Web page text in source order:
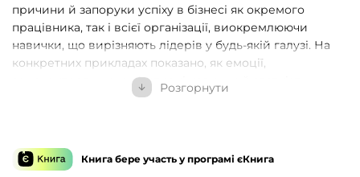
причини й запоруки успіху в бізнесі як окремого
працівника, так і всієї організації, виокремлюючи
навички, що вирізняють лідерів у будь-якій галузі. На
конкретних прикладах показано, як емоції,
самоконтроль, комунікативні навички й здатність
працювати в команді — тобто емоційний інтелект —
досвід. І що вища посада людини, то вагоміші ці
навички.
Розгорнути
Книга бере участь у програмі єКнига